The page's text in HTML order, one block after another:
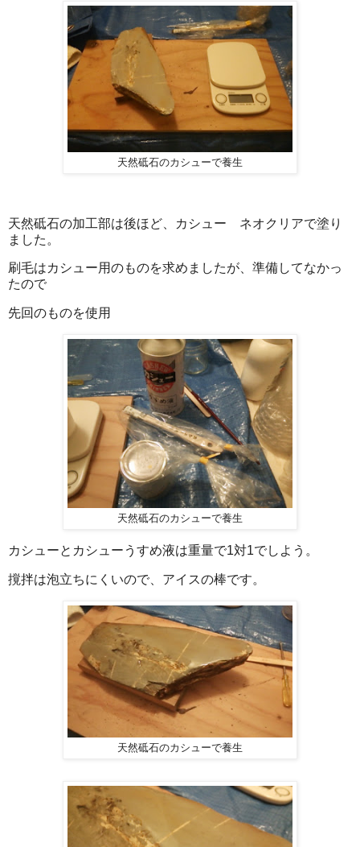
天然砥石のカシューで養生
天然砥石の加工部は後ほど、カシュー ネオクリアで塗り
ました。
刷毛はカシュー用のものを求めましたが、準備してなかっ
たので
先回のものを使用
天然砥石のカシューで養生
カシューとカシューうすめ液は重量で1対1でしよう。
撹拌は泡立ちにくいので、アイスの棒です。
天然砥石のカシューで養生